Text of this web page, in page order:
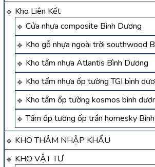
Kho Liên Kết
Cửa nhựa composite Bình Dương
Kho gỗ nhựa ngoài trời southwood
Kho tấm nhựa Atlantis Bình Dương
Kho tấm nhựa ốp tường TGI bình
Kho tấm ốp tường kosmos bình
Tấm ốp tường ốp trần homesky
KHO THẢM NHẬP KHẨU
KHO VẬT TƯ